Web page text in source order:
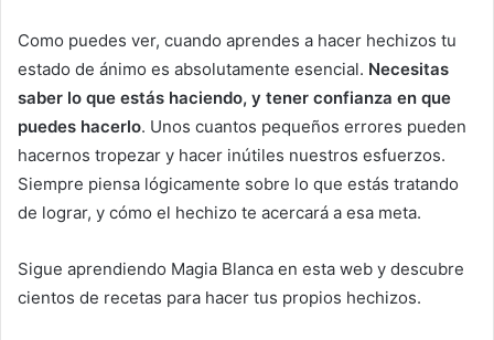
Como puedes ver, cuando aprendes a hacer hechizos tu
estado de ánimo es absolutamente esencial. Necesitas
saber lo que estás haciendo, y tener confianza en que
puedes hacerlo. Unos cuantos pequeños errores pueden
hacernos tropezar y hacer inútiles nuestros esfuerzos.
Siempre piensa lógicamente sobre lo que estás tratando
de lograr, y cómo el hechizo te acercará a esa meta.
Sigue aprendiendo Magia Blanca en esta web y descubre
cientos de recetas para hacer tus propios hechizos.